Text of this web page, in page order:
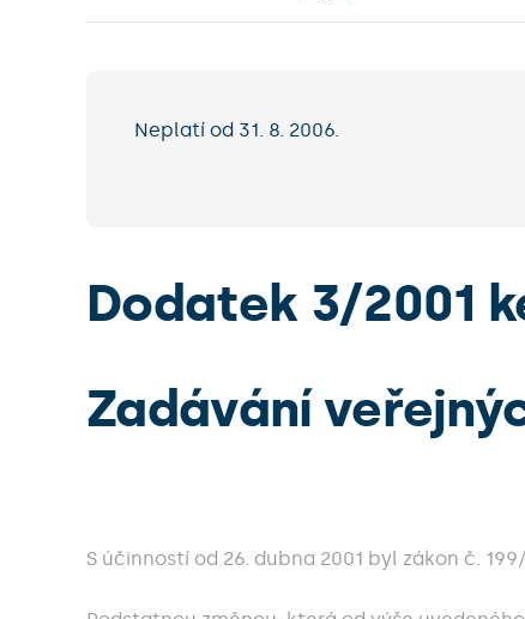
Neplatí od 31. 8. 2006.
Dodatek 3/2001
Zadávání
S účinností od 26. dubna 2001 byl zákon č.